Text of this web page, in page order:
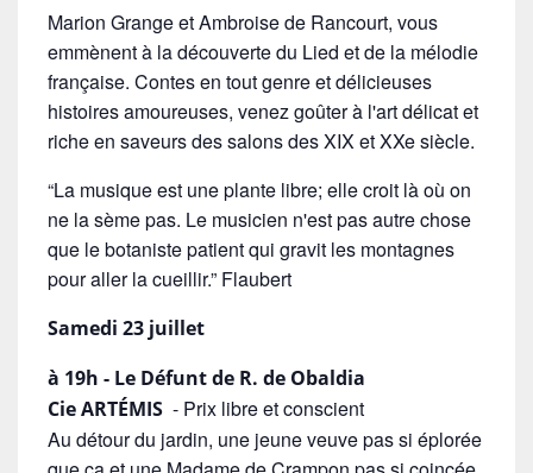
Marion Grange et Ambroise de Rancourt, vous
emmènent à la découverte du Lied et de la mélodie
française. Contes en tout genre et délicieuses
histoires amoureuses, venez goûter à l'art délicat et
riche en saveurs des salons des XIX et XXe siècle.
“La musique est une plante libre; elle croit là où on
ne la sème pas. Le musicien n'est pas autre chose
que le botaniste patient qui gravit les montagnes
pour aller la cueillir.” Flaubert
Samedi 23 juillet
à 19h - Le Défunt de R. de Obaldia
Cie ARTÉMIS - Prix libre et conscient
Au détour du jardin, une jeune veuve pas si éplorée